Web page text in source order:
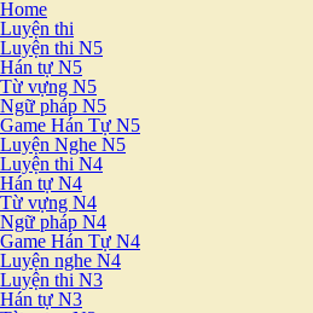
Home
Luyện thi
Luyện thi N5
Hán tự N5
Từ vựng N5
Ngữ pháp N5
Game Hán Tự N5
Luyện Nghe N5
Luyện thi N4
Hán tự N4
Từ vựng N4
Ngữ pháp N4
Game Hán Tự N4
Luyện nghe N4
Luyện thi N3
Hán tự N3